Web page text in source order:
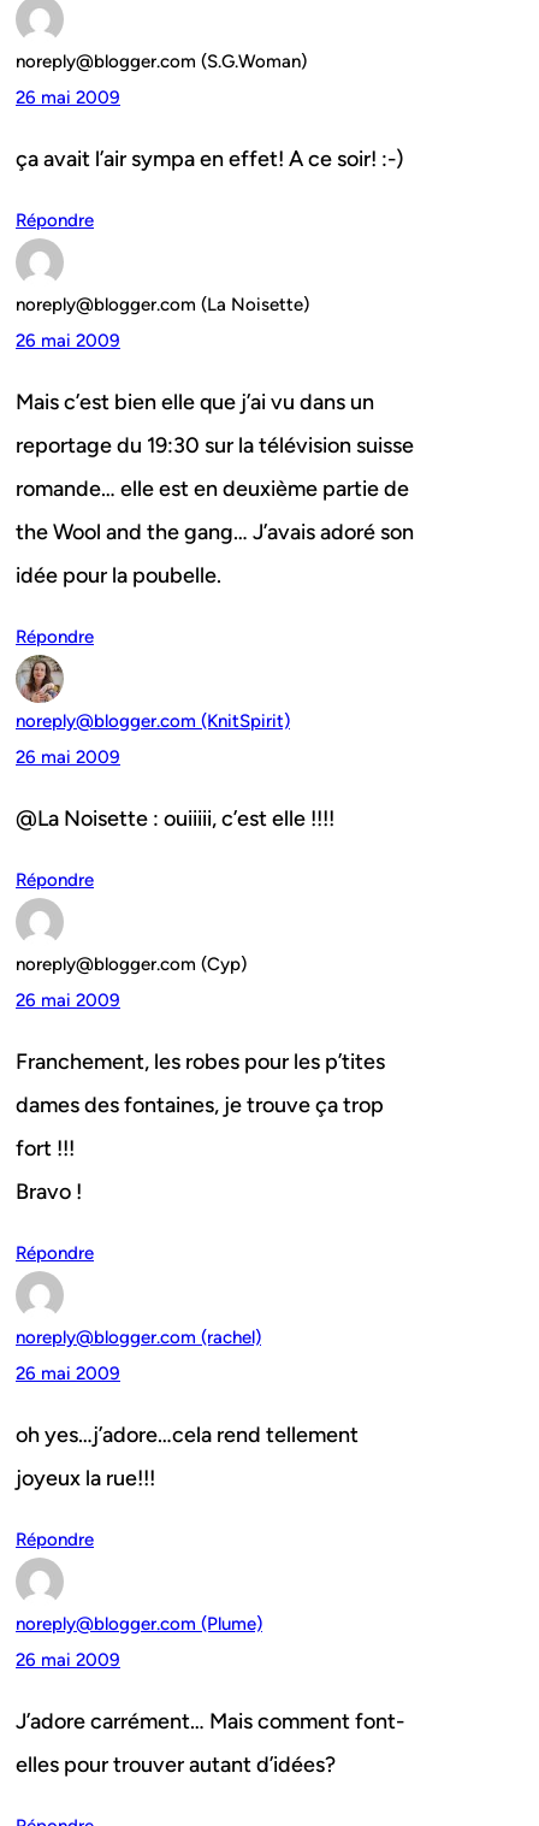
noreply@blogger.com (S.G.Woman)
26 mai 2009
ça avait l’air sympa en effet! A ce soir! :-)
Répondre
noreply@blogger.com (La Noisette)
26 mai 2009
Mais c’est bien elle que j’ai vu dans un
reportage du 19:30 sur la télévision suisse
romande… elle est en deuxième partie de
the Wool and the gang… J’avais adoré son
idée pour la poubelle.
Répondre
noreply@blogger.com (KnitSpirit)
26 mai 2009
@La Noisette : ouiiiii, c’est elle !!!!
Répondre
noreply@blogger.com (Cyp)
26 mai 2009
Franchement, les robes pour les p’tites
dames des fontaines, je trouve ça trop
fort !!!
Bravo !
Répondre
noreply@blogger.com (rachel)
26 mai 2009
oh yes…j’adore…cela rend tellement
joyeux la rue!!!
Répondre
noreply@blogger.com (Plume)
26 mai 2009
J’adore carrément… Mais comment font-
elles pour trouver autant d’idées?